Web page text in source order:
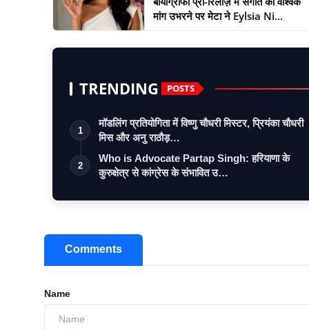
मांग उभरने पर मेटा ने Eylsia Ni...
TRENDING POSTS
1
मॉडलिंग प्रतियोगिता में विष्णु चौधरी मिस्टर, प्रियंका चौधरी
मिस और अनु राठौड़…
2
Who is Advocate Partap Singh: हरियाणा के
कुरुक्षेत्र से कांग्रेस के संभावित उ…
Comments
Name